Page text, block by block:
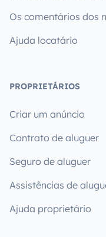
Os comentários dos
Ajuda locatário
PROPRIETÁRIOS
Criar um anúncio
Contrato de aluguer
Seguro de aluguer
Assistências de
Ajuda proprietário